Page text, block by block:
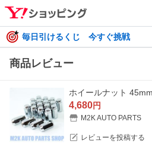
毎日引けるくじ 今すぐ挑戦
商品レビュー
4,680円
M2K AUTO PARTS
レビューを投稿する